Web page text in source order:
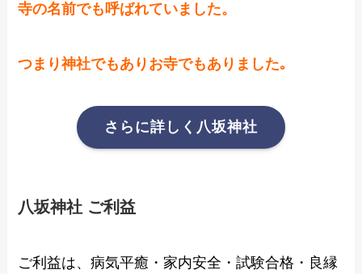
寺の名前でも呼ばれていました。
つまり神社でもありお寺でもありました｡
さらに詳しく八坂神社
八坂神社 ご利益
ご利益は、病気平癒・ 家内安全・試験合格・良縁